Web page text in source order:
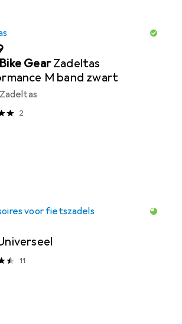
Gear Zadeltas
M band zwart
2
voor fietszadels
11